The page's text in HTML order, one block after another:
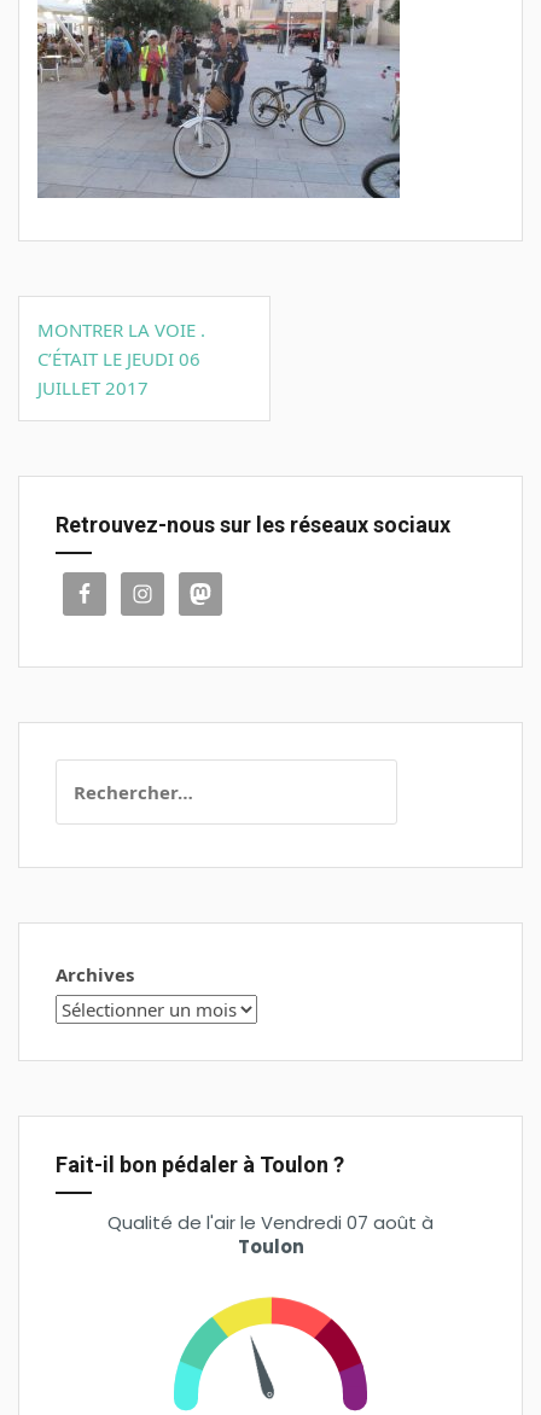
Navigation
de
l’article
MONTRER LA VOIE .
C’ÉTAIT LE JEUDI 06
JUILLET 2017
Retrouvez-nous sur les réseaux sociaux
Archives
Fait-il bon pédaler à Toulon ?